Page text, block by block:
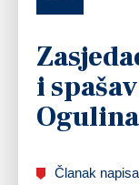
i
Ogulina
Članak